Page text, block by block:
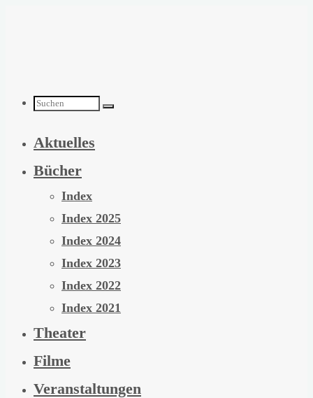
Suchen
nach:
Aktuelles
Bücher
Index
Index 2025
Index 2024
Index 2023
Index 2022
Index 2021
Theater
Filme
Veranstaltungen